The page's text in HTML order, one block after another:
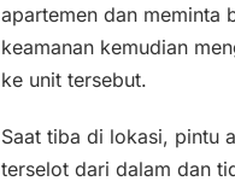
apartemen dan meminta
keamanan kemudian
ke unit tersebut.
Saat tiba di lokasi, pintu
terselot dari dalam dan